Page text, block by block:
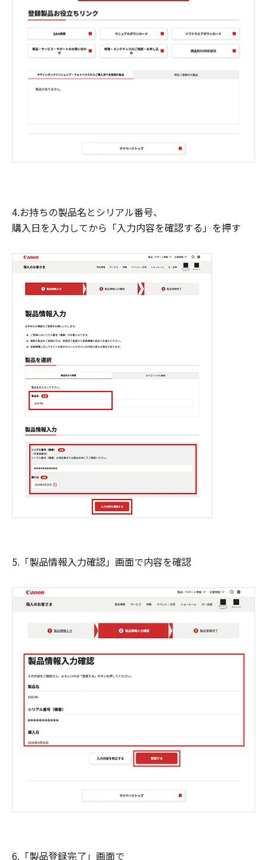
4.お持ちの製品名とシリアル番号、
購入日を入力してから「入力内容を確認する」を押す
5.「製品情報入力確認」画面で内容を確認
6.「製品登録完了」画面で